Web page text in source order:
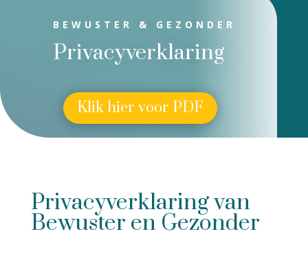
BEWUSTER & GEZONDER
Privacyverklaring
Klik hier voor PDF
Privacyverklaring van
Bewuster en Gezonder